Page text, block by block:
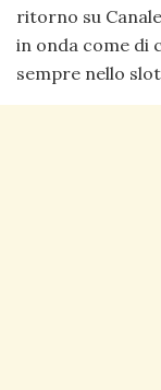
ritorno su
in onda come di
sempre nello